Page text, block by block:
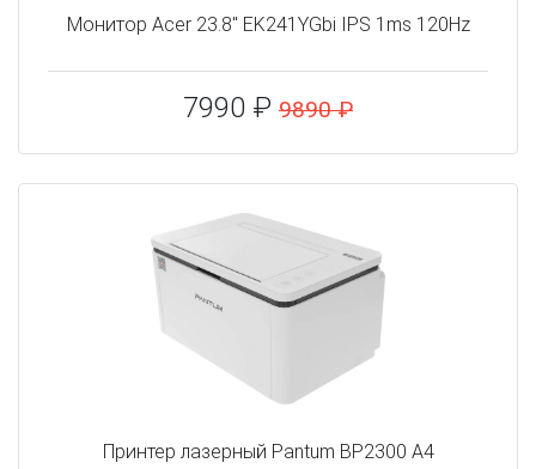
Монитор Acer 23.8" EK241YGbi IPS 1ms 120Hz
7990 ₽ 9890 ₽
Принтер лазерный Pantum BP2300 A4